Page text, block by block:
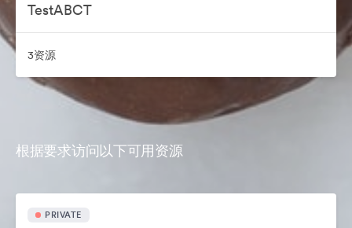
TestABCT
3资源
根据要求访问以下可用资源
PRIVATE